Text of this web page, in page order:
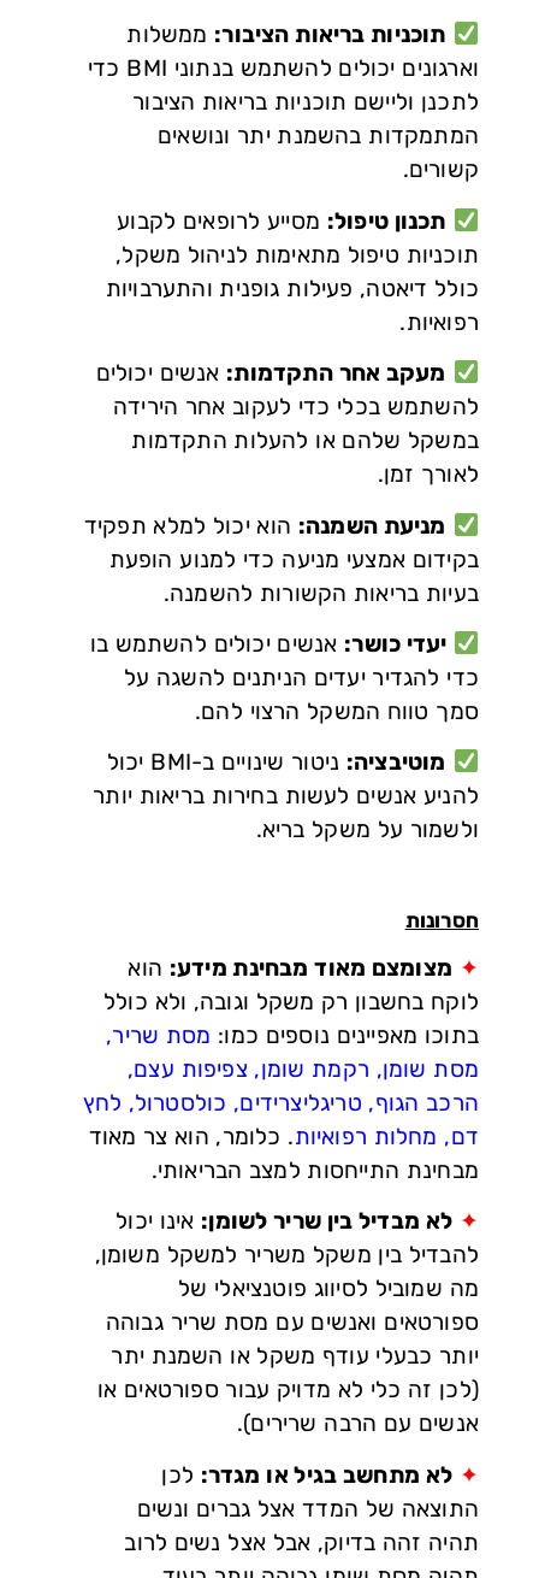
תוכניות בריאות הציבור: ממשלות
וארגונים יכולים להשתמש בנתוני BMI כדי
לתכנן וליישם תוכניות בריאות הציבור
המתמקדות בהשמנת יתר ונושאים
קשורים.
תכנון טיפול: מסייע לרופאים לקבוע
תוכניות טיפול מתאימות לניהול משקל,
כולל דיאטה, פעילות גופנית והתערבויות
רפואיות.
מעקב אחר התקדמות: אנשים יכולים
להשתמש בכלי כדי לעקוב אחר הירידה
במשקל שלהם או להעלות התקדמות
לאורך זמן.
מניעת השמנה: הוא יכול למלא תפקיד
בקידום אמצעי מניעה כדי למנוע הופעת
בעיות בריאות הקשורות להשמנה.
יעדי כושר: אנשים יכולים להשתמש בו
כדי להגדיר יעדים הניתנים להשגה על
סמך טווח המשקל הרצוי להם.
מוטיבציה:
ניטור שינויים ב-BMI יכול
להניע אנשים לעשות בחירות בריאות יותר
ולשמור על משקל בריא.
חסרונות
✦ מצומצם מאוד מבחינת מידע: הוא
לוקח בחשבון רק משקל וגובה, ולא כולל
בתוכו מאפיינים נוספים כמו: מסת שריר,
מסת שומן, רקמת שומן, צפיפות עצם,
הרכב הגוף, טריגליצרידים, כולסטרול, לחץ
דם, מחלות רפואיות. כלומר, הוא צר מאוד
מבחינת התייחסות למצב הבריאותי.
✦ לא מבדיל בין שריר לשומן: אינו יכול
להבדיל בין משקל משריר למשקל משומן,
מה שמוביל לסיווג פוטנציאלי של
ספורטאים ואנשים עם מסת שריר גבוהה
יותר כבעלי עודף משקל או השמנת יתר
(לכן זה כלי לא מדויק עבור ספורטאים או
אנשים עם הרבה שרירים).
✦ לא מתחשב בגיל או מגדר: לכן
התוצאה של המדד אצל גברים ונשים
תהיה זהה בדיוק, אבל אצל נשים לרוב